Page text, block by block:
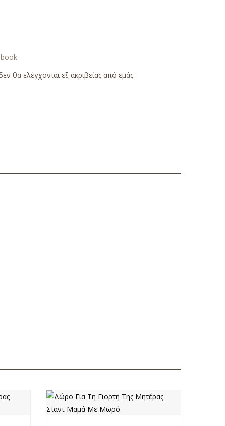
.
θα ελέγχονται εξ ακριβείας από εμάς.